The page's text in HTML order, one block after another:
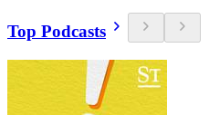
Top Podcasts